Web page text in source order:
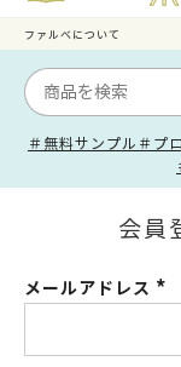
ファルべについて
＃無料サンプル ＃プ
会員
メールアドレス